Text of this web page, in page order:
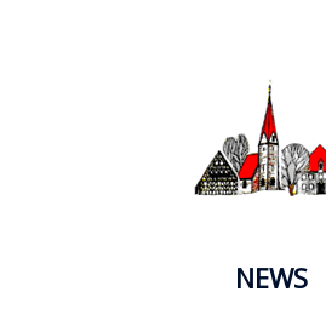
NEWS